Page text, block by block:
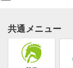
共通メニュー